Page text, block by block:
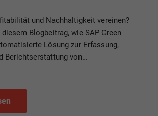
und Nachhaltigkeit vereinen?
Blogbeitrag, wie SAP Green
Lösung zur Erfassung,
Berichtserstattung von…